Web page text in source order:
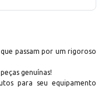
passam por um rigoroso
genuínas!
para seu equipamento